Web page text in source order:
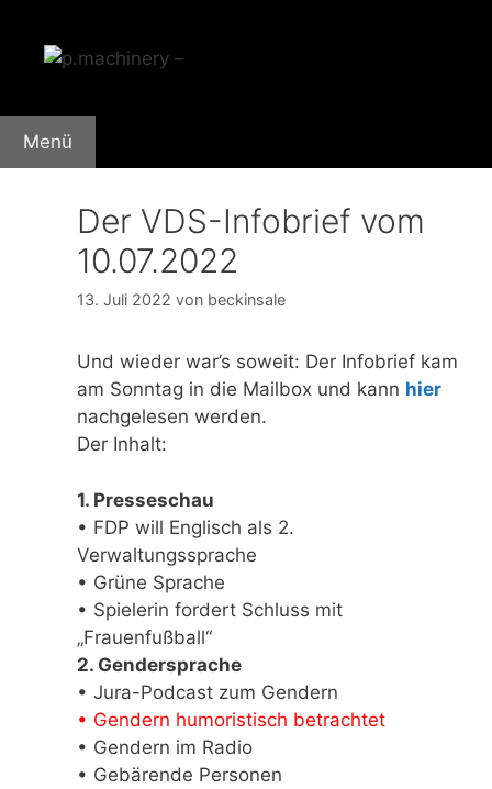
Inhalt
springen
Menü
Der VDS-Infobrief vom
10.07.2022
13. Juli 2022 von beckinsale
Und wieder war’s soweit: Der Infobrief kam
am Sonntag in die Mailbox und kann hier
nachgelesen werden.
Der Inhalt:
1. Presseschau
• FDP will Englisch als 2.
Verwaltungssprache
• Grüne Sprache
• Spielerin fordert Schluss mit
„Frauenfußball“
2. Gendersprache
• Jura-Podcast zum Gendern
• Gendern humoristisch betrachtet
• Gendern im Radio
• Gebärende Personen